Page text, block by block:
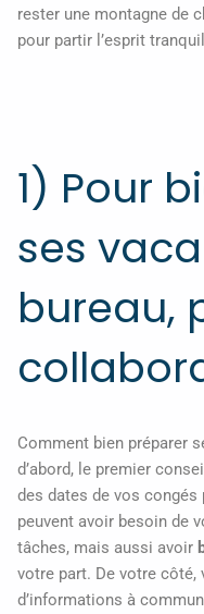
rester une montagne de
pour partir l’esprit
1) Pour
ses
bureau,
Comment bien préparer
d’abord, le premier
des dates de vos congés
peuvent avoir besoin de
tâches, mais aussi avoir
votre part. De votre côté,
d’informations à